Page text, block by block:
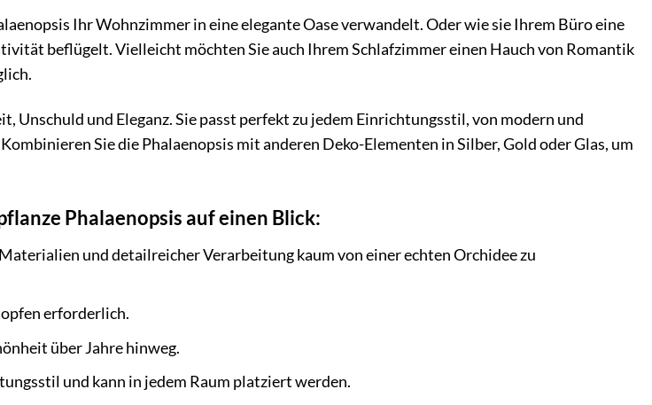
Ihr Wohnzimmer in eine elegante Oase verwandelt. Oder wie sie Ihrem Büro eine
beflügelt. Vielleicht möchten Sie auch Ihrem Schlafzimmer einen Hauch von Romantik
Unschuld und Eleganz. Sie passt perfekt zu jedem Einrichtungsstil, von modern und
Sie die Phalaenopsis mit anderen Deko-Elementen in Silber, Gold oder Glas, um
Phalaenopsis auf einen Blick:
und detailreicher Verarbeitung kaum von einer echten Orchidee zu
erforderlich.
über Jahre hinweg.
und kann in jedem Raum platziert werden.